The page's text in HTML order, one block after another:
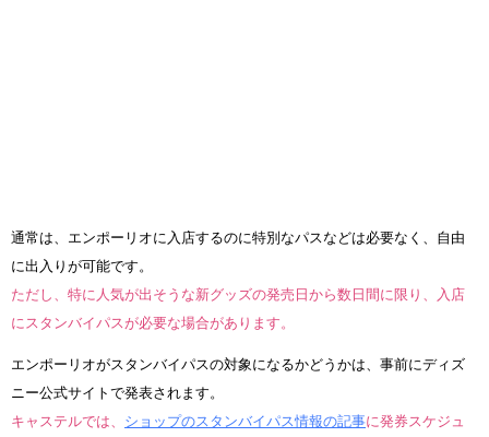
通常は、エンポーリオに入店するのに特別なパスなどは必要なく、自由
に出入りが可能です。
ただし、特に人気が出そうな新グッズの発売日から数日間に限り、入店
にスタンバイパスが必要な場合があります。
エンポーリオがスタンバイパスの対象になるかどうかは、事前にディズ
ニー公式サイトで発表されます。
キャステルでは、 ショップのスタンバイパス情報の記事に発券スケジュ